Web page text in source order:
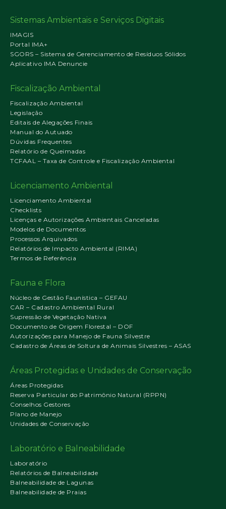
Sistemas Ambientais e Serviços Digitais
IMAGIS
Portal IMA+
SGORS – Sistema de Gerenciamento de Resíduos Sólidos
Aplicativo IMA Denuncie
Fiscalização Ambiental
Fiscalização Ambiental
Legislação
Editais de Alegações Finais
Manual do Autuado
Dúvidas Frequentes
Relatório de Queimadas
TCFAAL – Taxa de Controle e Fiscalização Ambiental
Licenciamento Ambiental
Licenciamento Ambiental
Checklists
Licenças e Autorizações Ambientais Canceladas
Modelos de Documentos
Processos Arquivados
Relatórios de Impacto Ambiental (RIMA)
Termos de Referência
Fauna e Flora
Núcleo de Gestão Faunística – GEFAU
CAR – Cadastro Ambiental Rural
Supressão de Vegetação Nativa
Documento de Origem Florestal – DOF
Autorizações para Manejo de Fauna Silvestre
Cadastro de Áreas de Soltura de Animais Silvestres – ASAS
Áreas Protegidas e Unidades de Conservação
Áreas Protegidas
Reserva Particular do Patrimônio Natural (RPPN)
Conselhos Gestores
Plano de Manejo
Unidades de Conservação
Laboratório e Balneabilidade
Laboratório
Relatórios de Balneabilidade
Balneabilidade de Lagunas
Balneabilidade de Praias